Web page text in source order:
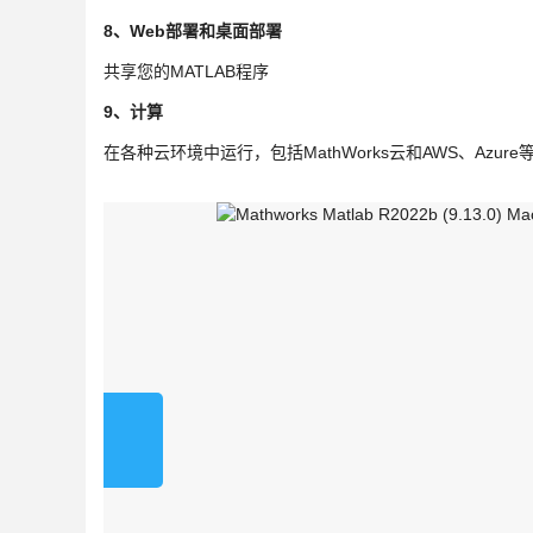
8、Web部署和桌面部署
共享您的MATLAB程序
9、计算
在各种云环境中运行，包括MathWorks云和AWS、Azure